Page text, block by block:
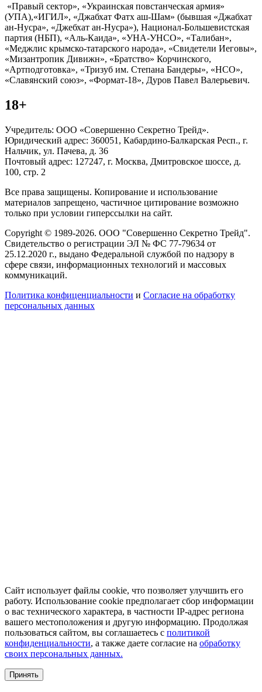
«Правый сектор», «Украинская повстанческая армия»
(УПА),«ИГИЛ», «Джабхат Фатх аш-Шам» (бывшая «Джабхат
ан-Нусра», «Джебхат ан-Нусра»), Национал-Большевистская
партия (НБП), «Аль-Каида», «УНА-УНСО», «Талибан»,
«Меджлис крымско-татарского народа», «Свидетели Иеговы»,
«Мизантропик Дивижн», «Братство» Корчинского,
«Артподготовка», «Тризуб им. Степана Бандеры», «НСО»,
«Славянский союз», «Формат-18», Дуров Павел Валерьевич.
18+
Учредитель: ООО «Совершенно Секретно Трейд».
Юридический адрес: 360051, Кабардино-Балкарская Респ., г.
Нальчик, ул. Пачева, д. 36
Почтовый адрес: 127247, г. Москва, Дмитровское шоссе, д.
100, стр. 2
Все права защищены. Копирование и использование
материалов запрещено, частичное цитирование возможно
только при условии гиперссылки на сайт.
Copyright © 1989-2026. ООО "Совершенно Секретно Трейд".
Свидетельство о регистрации ЭЛ № ФС 77-79634 от
25.12.2020 г., выдано Федеральной службой по надзору в
сфере связи, информационных технологий и массовых
коммуникаций.
Политика конфиценциальности и Согласие на обработку
персональных данных
Сайт использует файлы cookie, что позволяет улучшить его
работу. Использование cookie предполагает сбор информации
о вас технического характера, в частности IP-адрес региона
вашего местоположения и другую информацию. Продолжая
пользоваться сайтом, вы соглашаетесь с политикой
конфиденциальности, а также даете согласие на обработку
своих персональных данных.
Принять